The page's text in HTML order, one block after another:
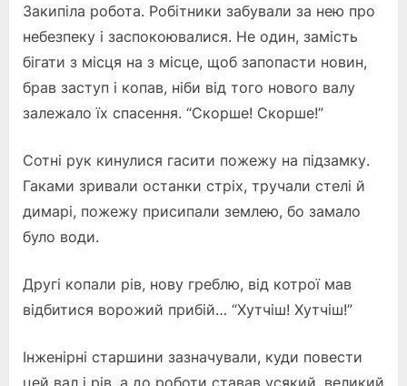
Закипіла робота. Робітники забували за нею про
небезпеку і заспокоювалися. Не один, замість
бігати з місця на з місце, щоб запопасти новин,
брав заступ і копав, ніби від того нового валу
залежало їх спасення. “Скорше! Скорше!”
Сотні рук кинулися гасити пожежу на підзамку.
Гаками зривали останки стріх, тручали стелі й
димарі, пожежу присипали землею, бо замало
було води.
Другі копали рів, нову греблю, від котрої мав
відбитися ворожий прибій… “Хутчіш! Хутчіш!”
Інженірні старшини зазначували, куди повести